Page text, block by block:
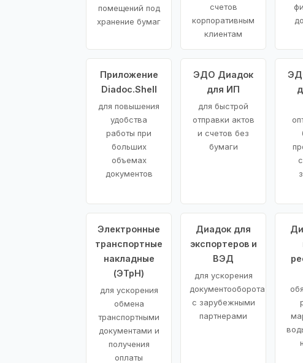
помещений под
хранение бумаг
счетов
корпоративным
клиентам
Приложение
Diadoc.Shell
для повышения
удобства
работы при
больших
объемах
документов
ЭДО Диадок
для ИП
для быстрой
отправки актов
и счетов без
бумаги
Электронные
транспортные
накладные
(ЭТрН)
для ускорения
обмена
транспортными
документами и
получения
оплаты
Диадок для
экспортеров и
ВЭД
для ускорения
документооборота
с зарубежными
партнерами